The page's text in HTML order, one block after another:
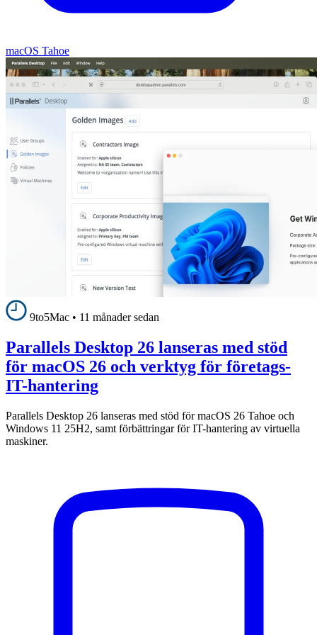
macOS Tahoe
9to5Mac • 11 månader sedan
Parallels Desktop 26 lanseras med stöd
för macOS 26 och verktyg för företags-
IT-hantering
Parallels Desktop 26 lanseras med stöd för macOS 26 Tahoe och
Windows 11 25H2, samt förbättringar för IT-hantering av virtuella
maskiner.